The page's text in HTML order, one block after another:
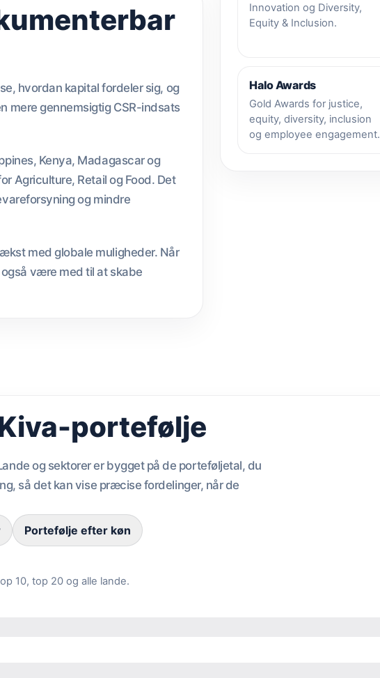
hvordan kapital fordeler sig, og
mere gennemsigtig CSR-indsats
Kenya, Madagascar og
Agriculture, Retail og Food. Det
og mindre
med globale muligheder. Når
være med til at skabe
Innovation og Diversity,
Equity & Inclusion.
Halo Awards
Gold Awards for justice,
equity, diversity, inclusion
og employee engagement.
portefølje
og sektorer er bygget på de porteføljetal, du
så det kan vise præcise fordelinger, når de
Portefølje efter køn
10, top 20 og alle lande.